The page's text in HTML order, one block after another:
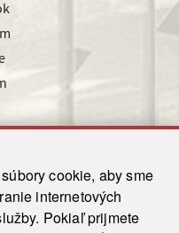
cookie, aby sme
internetových
Pokiaľ prijmete